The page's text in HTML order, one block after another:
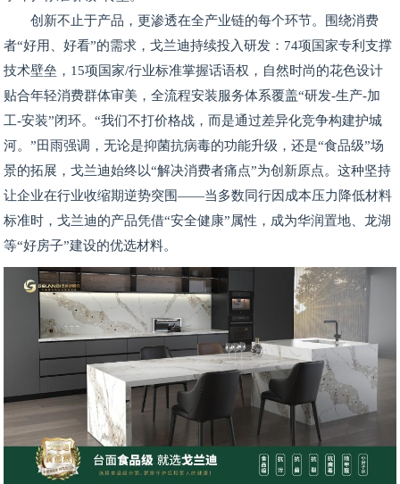
创新不止于产品，更渗透在全产业链的每个环节。围绕消费
者“好用、好看”的需求，戈兰迪持续投入研发：74项国家专利支撑
技术壁垒，15项国家/行业标准掌握话语权，自然时尚的花色设计
贴合年轻消费群体审美，全流程安装服务体系覆盖“研发-生产-加
工-安装”闭环。“我们不打价格战，而是通过差异化竞争构建护城
河。”田雨强调，无论是抑菌抗病毒的功能升级，还是“食品级”场
景的拓展，戈兰迪始终以“解决消费者痛点”为创新原点。这种坚持
让企业在行业收缩期逆势突围——当多数同行因成本压力降低材料
标准时，戈兰迪的产品凭借“安全健康”属性，成为华润置地、龙湖
等“好房子”建设的优选材料。